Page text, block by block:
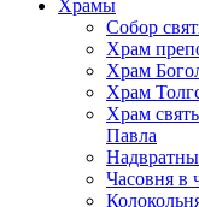
Храмы
Собор
Храм
Храм
Храм
Храм
Павла
Часовня в